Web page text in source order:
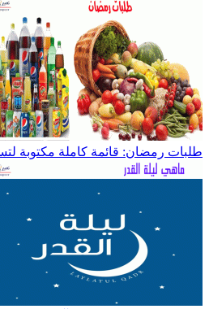
طلبات رمضان: قائمة كاملة مكتوبة